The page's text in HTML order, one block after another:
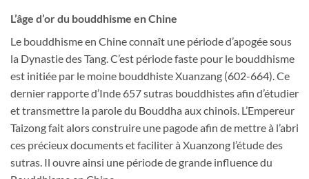
L’âge d’or du bouddhisme en Chine
Le bouddhisme en Chine connaît une période d’apogée sous
la Dynastie des Tang. C’est période faste pour le bouddhisme
est initiée par le moine bouddhiste Xuanzang (602-664). Ce
dernier rapporte d’Inde 657 sutras bouddhistes afin d’étudier
et transmettre la parole du Bouddha aux chinois. L’Empereur
Taizong fait alors construire une pagode afin de mettre à l’abri
ces précieux documents et faciliter à Xuanzong l’étude des
sutras. Il ouvre ainsi une période de grande influence du